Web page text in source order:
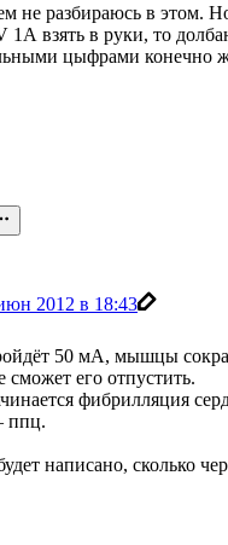
не разбираюсь в этом.
1А взять в руки, то
цыфрами конечно
2012 в 18:43
50 мА, мышцы
сможет его отпустить.
фибрилляция
ппц.
написано, сколько